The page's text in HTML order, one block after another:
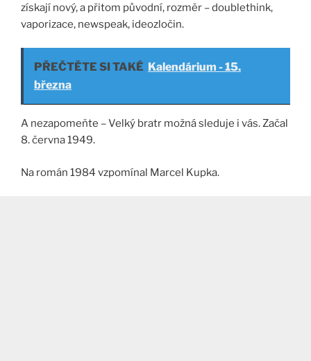
získají nový, a přitom původní, rozměr – doublethink,
vaporizace, newspeak, ideozločin.
PŘEČTĚTE SI TAKÉ Kalendárium - 15.
března
A nezapomeňte – Velký bratr možná sleduje i vás. Začal
8. června 1949.
Na román 1984 vzpomínal Marcel Kupka.